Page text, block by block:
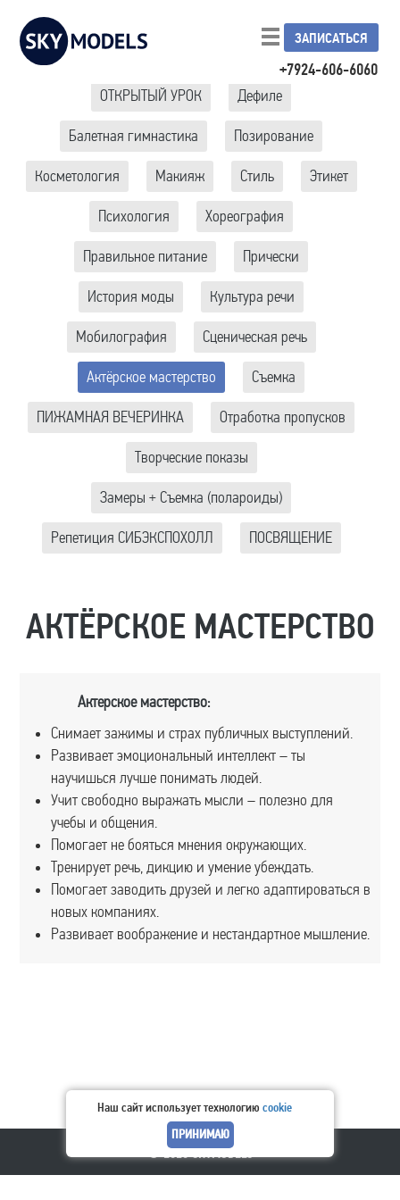
+7924-606-6060
ЗАПИСАТЬСЯ
ОТКРЫТЫЙ УРОК Дефиле
Балетная гимнастика Позирование
Косметология Макияж Стиль Этикет
Психология Хореография
Правильное питание Прически
История моды Культура речи
Мобилография Сценическая речь
Актёрское мастерство Съемка
ПИЖАМНАЯ ВЕЧЕРИНКА Отработка пропусков
Творческие показы
Замеры + Съемка (полароиды)
Репетиция СИБЭКСПОХОЛЛ ПОСВЯЩЕНИЕ
АКТЁРСКОЕ МАСТЕРСТВО
Актерское мастерство:
Снимает зажимы и страх публичных выступлений.
Развивает эмоциональный интеллект – ты
научишься лучше понимать людей.
Учит свободно выражать мысли – полезно для
учебы и общения.
Помогает не бояться мнения окружающих.
Тренирует речь, дикцию и умение убеждать.
Помогает заводить друзей и легко адаптироваться в
новых компаниях.
Развивает воображение и нестандартное мышление.
© 2026 SKYMODELS
Наш сайт использует технологию cookie